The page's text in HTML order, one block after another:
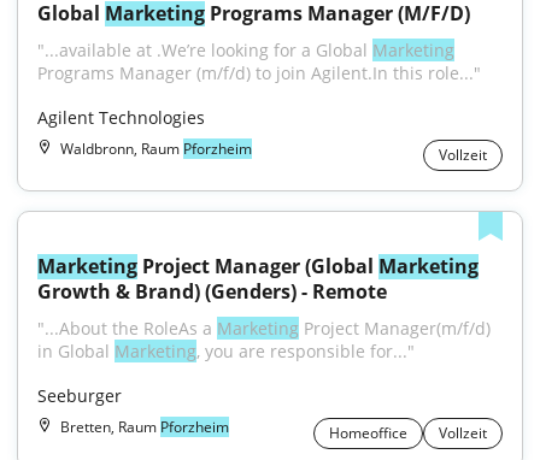
Global Marketing Programs Manager (M/F/D)
"...available at .We’re looking for a Global Marketing
Programs Manager (m/f/d) to join Agilent.In this role..."
Agilent Technologies
Waldbronn, Raum Pforzheim Vollzeit
Marketing Project Manager (Global Marketing
Growth & Brand) (Genders) - Remote
"...About the RoleAs a Marketing Project Manager(m/f/d)
in Global Marketing, you are responsible for..."
Seeburger
Bretten, Raum Pforzheim Homeoffice Vollzeit